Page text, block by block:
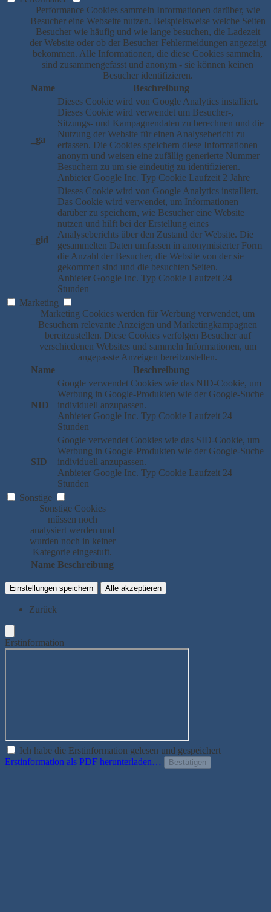
Performance Cookies sammeln Informationen darüber, wie
Besucher eine Webseite nutzen. Beispielsweise welche Seiten
Besucher wie häufig und wie lange besuchen, die Ladezeit
der Website oder ob der Besucher Fehlermeldungen angezeigt
bekommen. Alle Informationen, die diese Cookies sammeln,
sind zusammengefasst und anonym - sie können keinen
Besucher identifizieren.
Name
Beschreibung
_ga
Dieses Cookie wird von Google Analytics installiert.
Dieses Cookie wird verwendet um Besucher-,
Sitzungs- und Kampagnendaten zu berechnen und die
Nutzung der Website für einen Analysebericht zu
erfassen. Die Cookies speichern diese Informationen
anonym und weisen eine zufällig generierte Nummer
Besuchern zu um sie eindeutig zu identifizieren.
Anbieter Google Inc. Typ Cookie Laufzeit 2 Jahre
_gid
Dieses Cookie wird von Google Analytics installiert.
Das Cookie wird verwendet, um Informationen
darüber zu speichern, wie Besucher eine Website
nutzen und hilft bei der Erstellung eines
Analyseberichts über den Zustand der Website. Die
gesammelten Daten umfassen in anonymisierter Form
die Anzahl der Besucher, die Website von der sie
gekommen sind und die besuchten Seiten.
Anbieter Google Inc. Typ Cookie Laufzeit 24
Stunden
Marketing
Marketing Cookies werden für Werbung verwendet, um
Besuchern relevante Anzeigen und Marketingkampagnen
bereitzustellen. Diese Cookies verfolgen Besucher auf
verschiedenen Websites und sammeln Informationen, um
angepasste Anzeigen bereitzustellen.
Name
Beschreibung
NID
Google verwendet Cookies wie das NID-Cookie, um
Werbung in Google-Produkten wie der Google-Suche
individuell anzupassen.
Anbieter Google Inc. Typ Cookie Laufzeit 24
Stunden
SID
Google verwendet Cookies wie das SID-Cookie, um
Werbung in Google-Produkten wie der Google-Suche
individuell anzupassen.
Anbieter Google Inc. Typ Cookie Laufzeit 24
Stunden
Sonstige
Sonstige Cookies
müssen noch
analysiert werden und
wurden noch in keiner
Kategorie eingestuft.
Name Beschreibung
Einstellungen speichern Alle akzeptieren
Zurück
Erstinformation
Ich habe die Erstinformation gelesen und gespeichert
Erstinformation als PDF herunterladen…
Bestätigen